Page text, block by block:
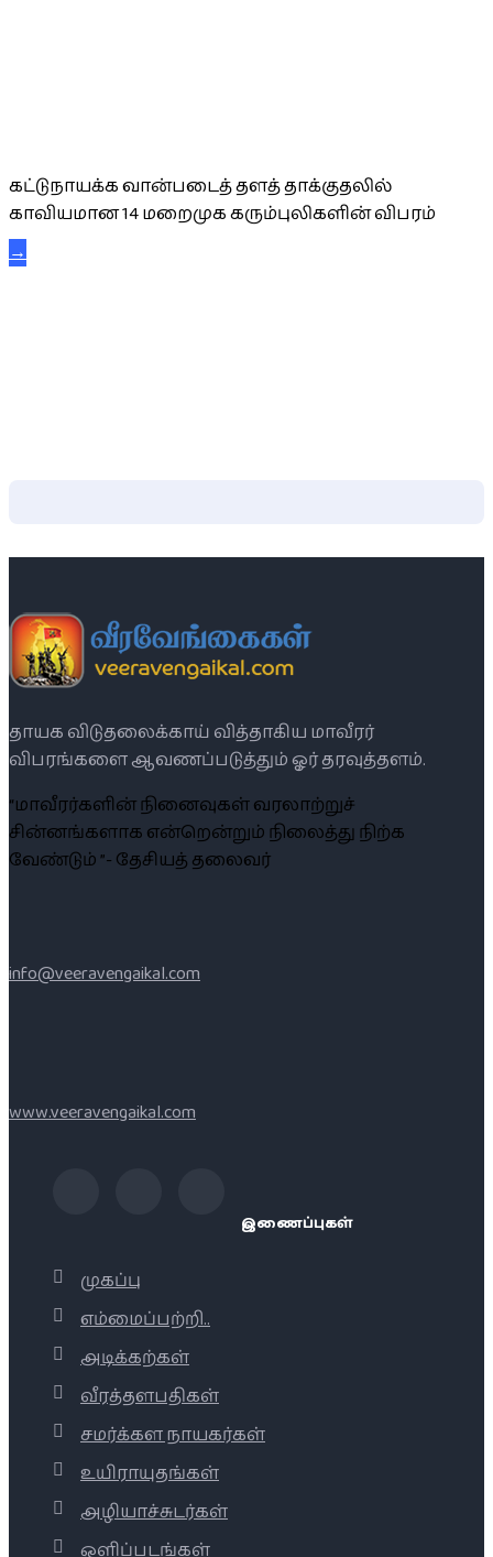
கட்டுநாயக்க வான்படைத் தளத் தாக்குதலில்
காவியமான 14 மறைமுக கரும்புலிகளின் விபரம்
→
தாயக விடுதலைக்காய் வித்தாகிய மாவீரர்
விபரங்களை ஆவணப்படுத்தும் ஓர் தரவுத்தளம்.
“மாவீரர்களின் நினைவுகள் வரலாற்றுச்
சின்னங்களாக என்றென்றும் நிலைத்து நிற்க
வேண்டும் ”- தேசியத் தலைவர்
info@veeravengaikal.com
www.veeravengaikal.com
இணைப்புகள்
முகப்பு
எம்மைப்பற்றி..
அடிக்கற்கள்
வீரத்தளபதிகள்
சமர்க்கள நாயகர்கள்
உயிராயுதங்கள்
அழியாச்சுடர்கள்
ஒளிப்படங்கள்